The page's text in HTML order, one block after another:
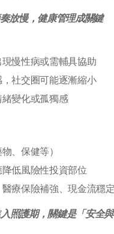
放慢，健康管理成關鍵
慢性病或需輔具協助
社交圈可能逐漸縮小
變化或孤獨感
、保健等）
低風險性投資部位
療保險補強、現金流穩
照護期，關鍵是「安全與